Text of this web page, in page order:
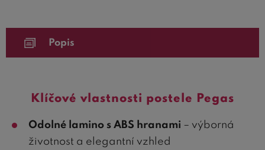
Popis
Klíčové vlastnosti postele Pegas
Odolné lamino s ABS hranami – výborná
životnost a elegantní vzhled